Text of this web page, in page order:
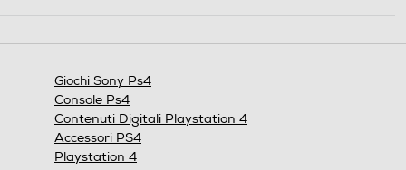
Giochi Sony Ps4
Console Ps4
Contenuti Digitali Playstation 4
Accessori PS4
Playstation 4